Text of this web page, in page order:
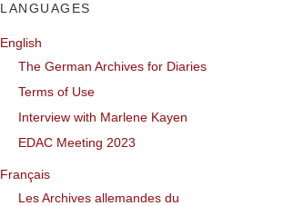
LANGUAGES
English
The German Archives for Diaries
Terms of Use
Interview with Marlene Kayen
EDAC Meeting 2023
Français
Les Archives allemandes du